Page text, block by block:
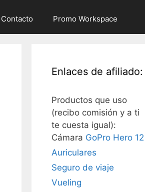
Contacto Promo Workspace
Enlaces de afiliado:
Productos que uso
(recibo comisión y a ti
te cuesta igual):
Cámara GoPro Hero 12
Auriculares
Seguro de viaje
Vueling